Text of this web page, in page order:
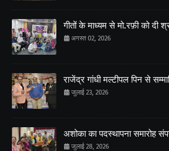
गीतों के माध्यम से मो.रफ़ी को दी
अगस्त 02, 2026
राजेंद्र गांधी मल्टीपल पिन से
जुलाई 23, 2026
अशोका का पदस्थापना समारोह
जुलाई 28, 2026